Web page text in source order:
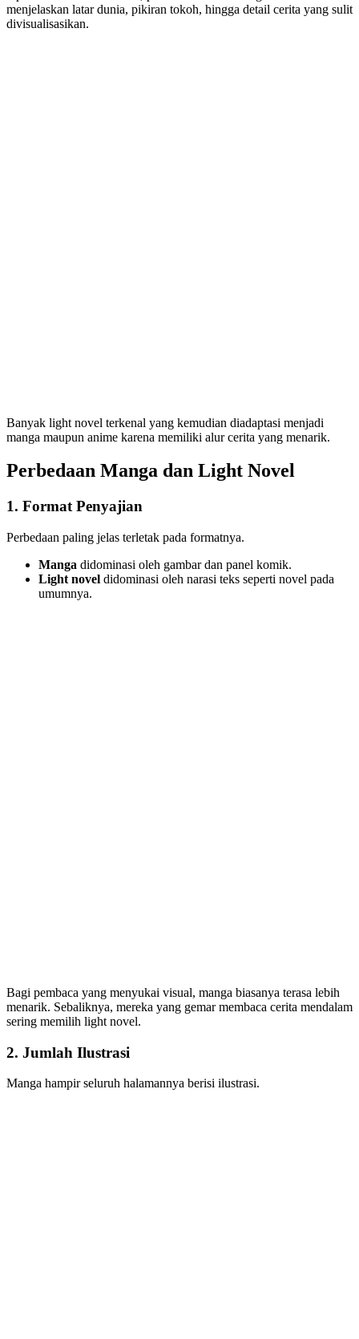
menjelaskan latar dunia, pikiran tokoh, hingga detail cerita yang sulit
divisualisasikan.
Banyak light novel terkenal yang kemudian diadaptasi menjadi
manga maupun anime karena memiliki alur cerita yang menarik.
Perbedaan Manga dan Light Novel
1. Format Penyajian
Perbedaan paling jelas terletak pada formatnya.
Manga didominasi oleh gambar dan panel komik.
Light novel didominasi oleh narasi teks seperti novel pada
umumnya.
Bagi pembaca yang menyukai visual, manga biasanya terasa lebih
menarik. Sebaliknya, mereka yang gemar membaca cerita mendalam
sering memilih light novel.
2. Jumlah Ilustrasi
Manga hampir seluruh halamannya berisi ilustrasi.